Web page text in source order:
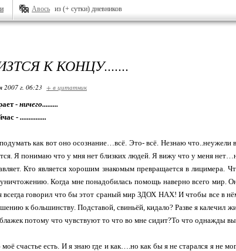
Авось из (+ сутки) дневников
К КОНЦУ.......
2007 г. 06:23 + в цитатник
-ничего.........
-...............
как вот оно осознание…всё. Это- всё. Незнаю что..неужели
Я понимаю что у мня нет близких людей. Я вижу что у меня
Кто является хорошим знакомым превращается в лицимера.
Когда мне понадобилась помощь наверно всего мир.
всегда говорил что бы этот сраный мир ЗДОХ НАХ! И чтобы все в
к большинству. Подставой, свиньёй, кидало? Разве я калечил
потому что чувствуют то что во мне сидит?То что однажды
счастье есть. И я знаю где и как….но как бы я не старался я